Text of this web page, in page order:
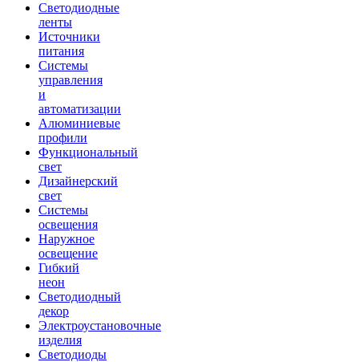
Светодиодные
ленты
Источники
питания
Системы
управления
и
автоматизации
Алюминиевые
профили
Функциональный
свет
Дизайнерский
свет
Системы
освещения
Наружное
освещение
Гибкий
неон
Светодиодный
декор
Электроустановочные
изделия
Светодиоды